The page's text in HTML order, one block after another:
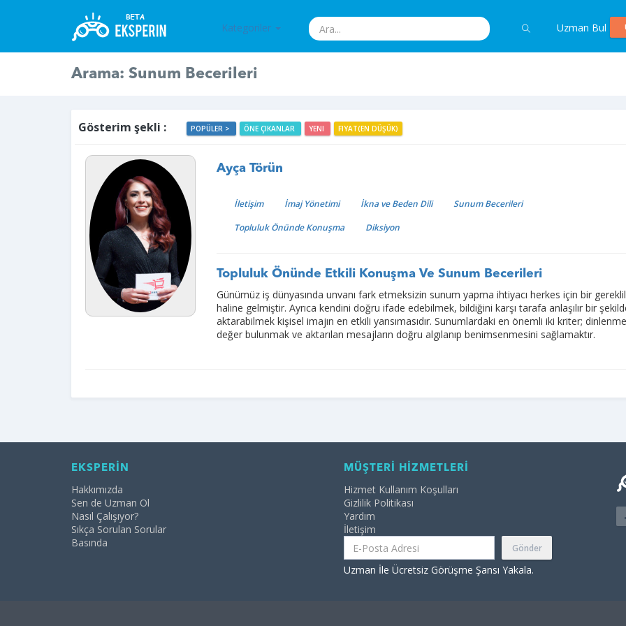
Kategoriler Uzman Bul
Arama: Sunum Becerileri
Gösterim şekli : POPÜLER > ÖNE ÇIKANLAR YENI FIYAT(EN DÜŞÜK)
Ayça Törün
İletişim İmaj Yönetimi İkna ve Beden Dili
Sunum Becerileri
Topluluk Önünde Konuşma
Diksiyon
Topluluk Önünde Etkili Konuşma Ve Sunum Becerileri
Günümüz iş dünyasında unvanı fark etmeksizin sunum yapma ihtiyacı herkes için bir
haline gelmiştir. Ayrıca kendini doğru ifade edebilmek, bildiğini karşı tarafa anlaşılır bir
aktarabilmek kişisel imajın en etkili yansımasıdır. Sunumlardaki en önemli iki kriter;
değer bulunmak ve aktarılan mesajların doğru algılanıp benimsenmesini sağlamaktır.
EKSPERİN
Hakkımızda
Sen de Uzman Ol
Nasıl Çalışıyor?
Sıkça Sorulan Sorular
Basında
MÜŞTERİ HİZMETLERİ
Hizmet Kullanım Koşulları
Gizlilik Politikası
Yardım
İletişim
Gönder
Uzman İle Ücretsiz Görüşme Şansı Yakala.